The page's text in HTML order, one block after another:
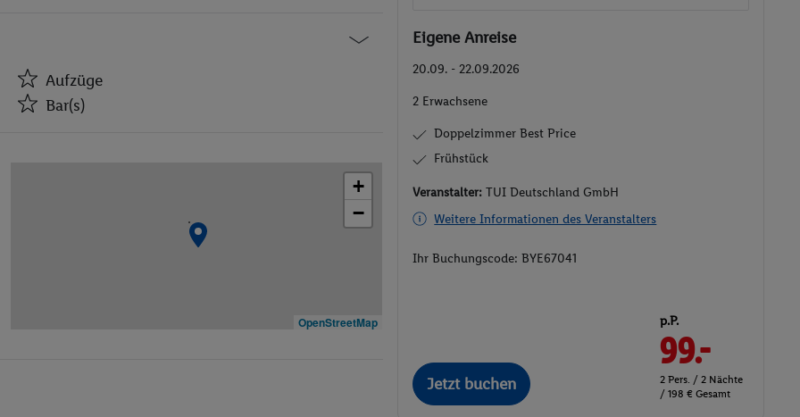
Aufzüge
Bar(s)
Öffentliches Internet
+
−
OpenStreetMap
Eigene Anreise
20.09. - 22.09.2026
2 Erwachsene
Doppelzimmer Best Price
Frühstück
Veranstalter:TUI Deutschland GmbH
Weitere Informationen des Veranstalters
Ihr Buchungscode:BYE67041
Jetzt buchen
p.P.
99.-
2 Pers. / 2 Nächte
/ 198 € Gesamt